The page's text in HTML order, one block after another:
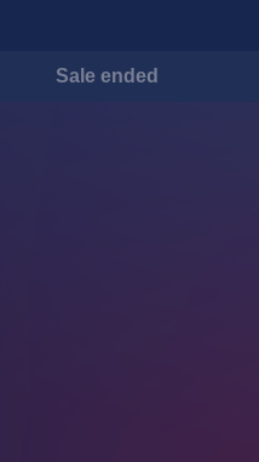
Sale ended